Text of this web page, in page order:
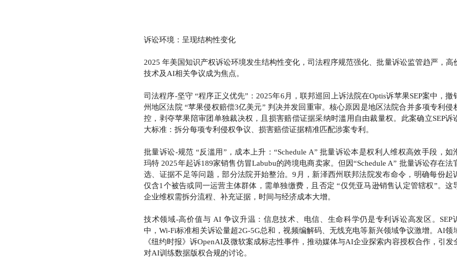
诉讼环境：呈现结构性变化
2025 年美国知识产权诉讼环境发生结构性变化，司法程序规范强化、批量诉讼监管趋严，高
技术及AI相关争议成为焦点。
司法程序-坚守 “程序正义优先”：2025年6月，联邦巡回上诉法院在Optis诉苹果SEP案中，撤
州地区法院 “苹果侵权赔偿3亿美元” 判决并发回重审。核心原因是地区法院合并多项专利侵
控，剥夺苹果陪审团单独裁决权，且损害赔偿证据采纳时滥用自由裁量权。此案确立SEP诉
大标准：拆分每项专利侵权争议、损害赔偿证据精准匹配涉案专利。
批量诉讼-规范 “反滥用”，成本上升：“Schedule A” 批量诉讼本是权利人维权高效手段，如
玛特 2025年起诉189家销售仿冒Labubu的跨境电商卖家。但因“Schedule A” 批量诉讼存在法
选、证据不足等问题，部分法院开始整治。9月，新泽西州联邦法院发布命令，明确每份起
仅含1个被告或同一运营主体群体，需单独缴费，且否定 “仅凭亚马逊销售认定管辖权”。这
企业维权需拆分流程、补充证据，时间与经济成本大增。
技术领域-高价值与 AI 争议升温：信息技术、电信、生命科学仍是专利诉讼高发区。SEP
中，Wi-Fi标准相关诉讼量超2G-5G总和，视频编解码、无线充电等新兴领域争议激增。AI领
《纽约时报》诉OpenAI及微软案成标志性事件，推动媒体与AI企业探索内容授权合作，引发
对AI训练数据版权合规的讨论。